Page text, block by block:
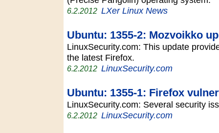
6.2.2012 LXer Linux News
Ubuntu: 1355-2: Mozvoikko
LinuxSecurity.com: This update
the latest Firefox.
6.2.2012 LinuxSecurity.com
Ubuntu: 1355-1: Firefox
LinuxSecurity.com: Several security
6.2.2012 LinuxSecurity.com